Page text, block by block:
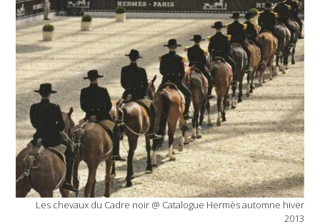
Les chevaux du Cadre noir @ Catalogue Hermès automne hiver
2013